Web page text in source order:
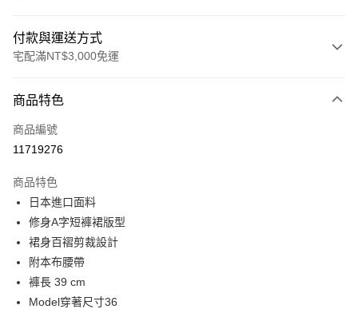
付款與運送方式
宅配滿NT$3,000免運
信用卡一次付款
LINE Pay
街口支付
悠遊付
Google Pay
全盈+PAY
商品特色
商品編號
11719276
商品特色
日本進口面料
修身A字短褲裙版型
裙身百褶剪裁設計
附本布腰帶
褲長 39 cm
Model穿著尺寸36